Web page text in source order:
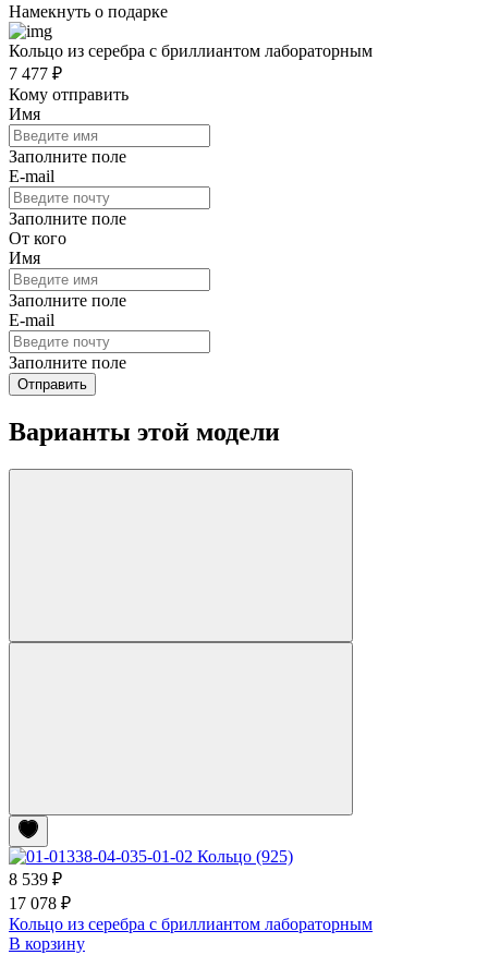
Намекнуть о подарке
Кольцо из серебра с бриллиантом лабораторным
7 477 ₽
Кому отправить
Имя
Заполните поле
E-mail
Заполните поле
От кого
Имя
Заполните поле
E-mail
Заполните поле
Отправить
Варианты этой модели
8 539 ₽
17 078 ₽
Кольцо из серебра с бриллиантом лабораторным
В корзину